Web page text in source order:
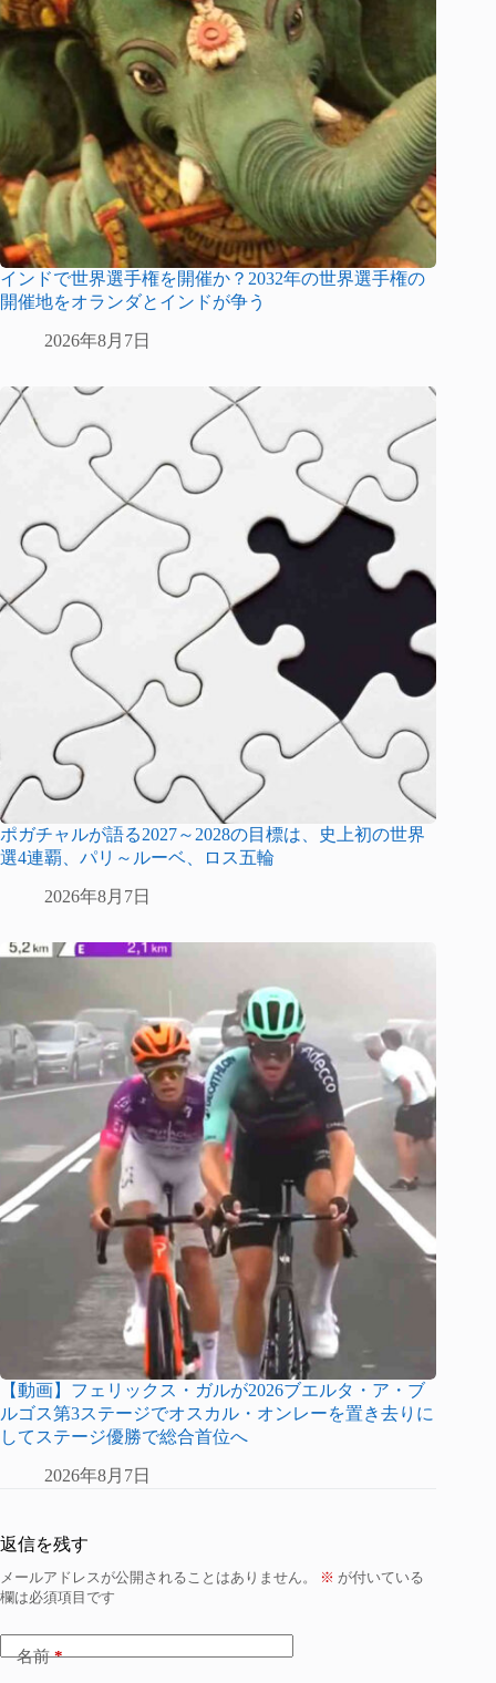
インドで世界選手権を開催か？2032年の世界選手権の
開催地をオランダとインドが争う
2026年8月7日
ポガチャルが語る2027～2028の目標は、史上初の世界
選4連覇、パリ～ルーベ、ロス五輪
2026年8月7日
【動画】フェリックス・ガルが2026ブエルタ・ア・ブ
ルゴス第3ステージでオスカル・オンレーを置き去りに
してステージ優勝で総合首位へ
2026年8月7日
返信を残す
メールアドレスが公開されることはありません。 ※ が付いている
欄は必須項目です
名前*